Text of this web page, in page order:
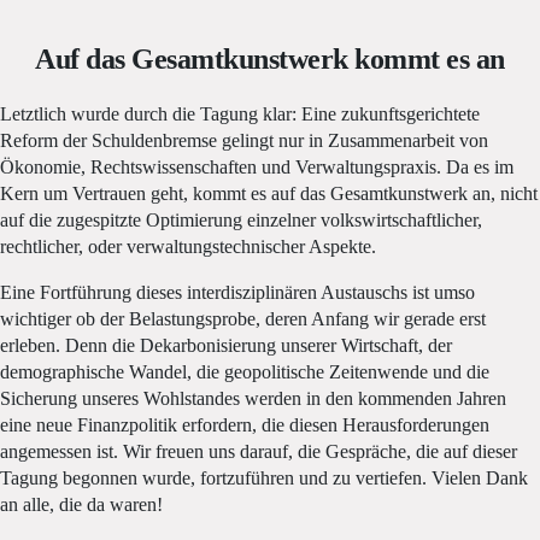
Auf das Gesamtkunstwerk kommt es an
Letztlich wurde durch die Tagung klar: Eine zukunftsgerichtete
Reform der Schuldenbremse gelingt nur in Zusammenarbeit von
Ökonomie, Rechtswissenschaften und Verwaltungspraxis. Da es im
Kern um Vertrauen geht, kommt es auf das Gesamtkunstwerk an, nicht
auf die zugespitzte Optimierung einzelner volkswirtschaftlicher,
rechtlicher, oder verwaltungstechnischer Aspekte.
Eine Fortführung dieses interdisziplinären Austauschs ist umso
wichtiger ob der Belastungsprobe, deren Anfang wir gerade erst
erleben. Denn die Dekarbonisierung unserer Wirtschaft, der
demographische Wandel, die geopolitische Zeitenwende und die
Sicherung unseres Wohlstandes werden in den kommenden Jahren
eine neue Finanzpolitik erfordern, die diesen Herausforderungen
angemessen ist. Wir freuen uns darauf, die Gespräche, die auf dieser
Tagung begonnen wurde, fortzuführen und zu vertiefen. Vielen Dank
an alle, die da waren!